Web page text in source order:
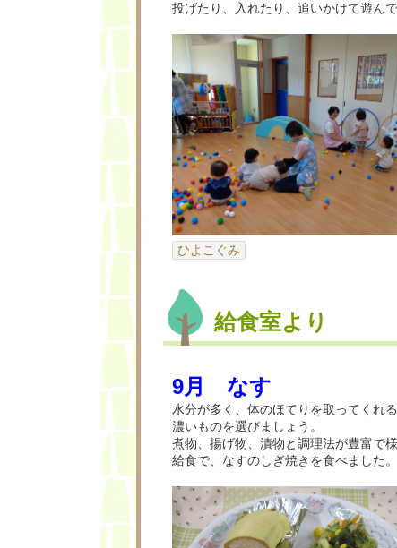
投げたり、入れたり、追いかけて遊んで
ひよこぐみ
給食室より
9月 なす
水分が多く、体のほてりを取ってくれ
濃いものを選びましょう。
煮物、揚げ物、漬物と調理法が豊富で
給食で、なすのしぎ焼きを食べました。